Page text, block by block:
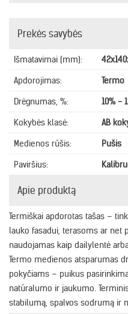
Prekės savybės
Išmatavimai (mm):
Apdorojimas:
Termo
Drėgnumas, %:
10% -
Kokybės klasė:
AB
Medienos rūšis:
Pušis
Paviršius:
Apie produktą
Termiškai apdorotas tašas –
lauko fasadui, terasoms ar net
naudojamas kaip dailylentė
Termo medienos atsparumas
pokyčiams – puikus
natūralumo ir jaukumo.
stabilumą, spalvos sodrumą ir